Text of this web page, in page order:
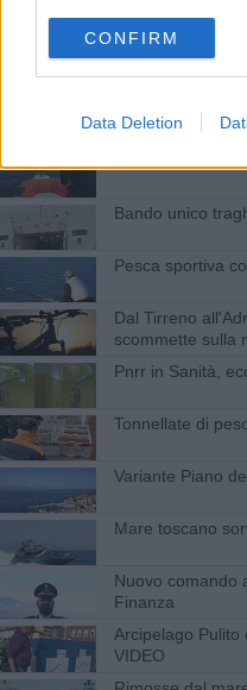
CONFIRM
Data Deletion
Tour in barca in
Bando unico
Pesca sportiva
Dal Tirreno
scommette sulla
Pnrr in Sanità,
Tonnellate di
Variante Piano
Mare toscano
Nuovo comando
Finanza
Arcipelago
VIDEO